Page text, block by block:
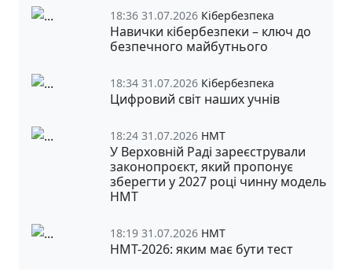
18:36 31.07.2026 Кібербезпека
Навички кібербезпеки – ключ до
безпечного майбутнього
18:34 31.07.2026 Кібербезпека
Цифровий світ наших учнів
18:24 31.07.2026 НМТ
У Верховній Раді зареєстрували
законопроєкт, який пропонує
зберегти у 2027 році чинну модель
НМТ
18:19 31.07.2026 НМТ
НМТ-2026: яким має бути тест